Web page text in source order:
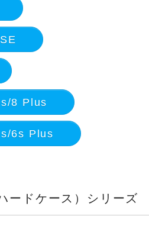
8 Plus
6s Plus
ードケース）シリーズ